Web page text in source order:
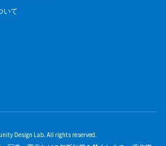
いて
Design Lab. All rights reserved.